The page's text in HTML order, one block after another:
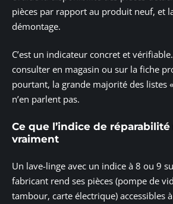
pièces par rapport au produit neuf, et
démontage.
C’est un indicateur concret et
consulter en magasin ou sur la fiche
pourtant, la grande majorité des listes
n’en parlent pas.
Ce que l’indice de
vraiment
Un lave-linge avec un indice à 8 ou 9
fabricant rend ses pièces (pompe de
tambour, carte électrique) accessibles